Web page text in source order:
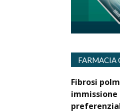
FARMACIA
Fibrosi